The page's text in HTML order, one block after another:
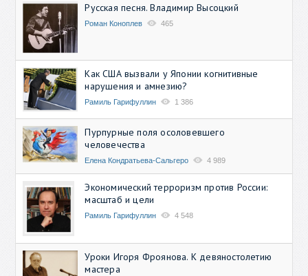
Русская песня. Владимир Высоцкий
Роман Коноплев 465
Как США вызвали у Японии когнитивные
нарушения и амнезию?
Рамиль Гарифуллин 1 386
Пурпурные поля осоловевшего
человечества
Елена Кондратьева-Сальгеро 4 989
Экономический терроризм против России:
масштаб и цели
Рамиль Гарифуллин 4 548
Уроки Игоря Фроянова. К девяностолетию
мастера